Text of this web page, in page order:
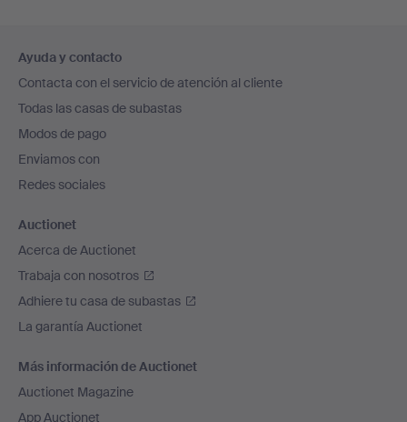
en
el
pie
de
página
Ayuda y contacto
Contacta con el servicio de atención al cliente
Todas las casas de subastas
Modos de pago
Enviamos con
Redes sociales
Auctionet
Acerca de Auctionet
Trabaja con nosotros
Adhiere tu casa de subastas
La garantía Auctionet
Más información de Auctionet
Auctionet Magazine
App Auctionet